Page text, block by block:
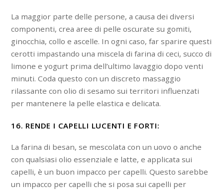
La maggior parte delle persone, a causa dei diversi
componenti, crea aree di pelle oscurate su gomiti,
ginocchia, collo e ascelle. In ogni caso, far sparire questi
cerotti impastando una miscela di farina di ceci, succo di
limone e yogurt prima dell’ultimo lavaggio dopo venti
minuti. Coda questo con un discreto massaggio
rilassante con olio di sesamo sui territori influenzati
per mantenere la pelle elastica e delicata.
16. RENDE I CAPELLI LUCENTI E FORTI:
La farina di besan, se mescolata con un uovo o anche
con qualsiasi olio essenziale e latte, e applicata sui
capelli, è un buon impacco per capelli. Questo sarebbe
un impacco per capelli che si posa sui capelli per